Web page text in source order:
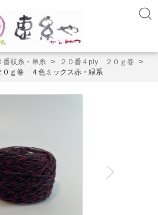
番双糸・単糸
２０番４ply ２０ｇ巻
０ｇ巻 ４色ミックス赤・緑系